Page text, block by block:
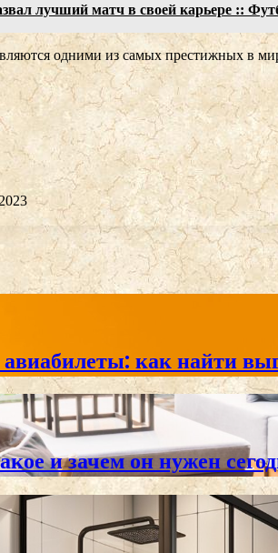
лучший матч в своей карьере ::
одними из самых престижных в
как найти
и зачем он нужен